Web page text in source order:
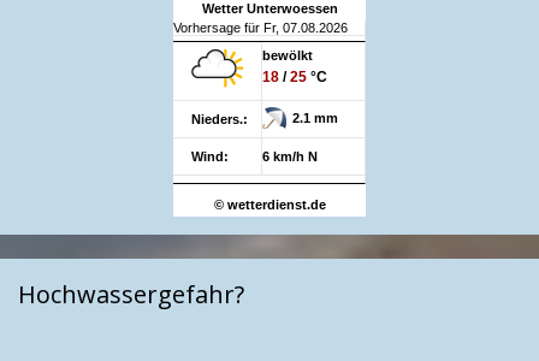
Wetter Unterwoessen
Vorhersage für Fr, 07.08.2026
bewölkt
18 /25 °C
Nieders.: 2.1 mm
Wind: 6 km/h N
© wetterdienst.de
Hochwassergefahr?